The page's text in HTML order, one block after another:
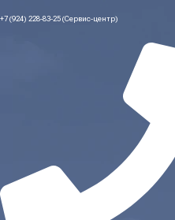
+7 (924) 228-83-25 (Сервис-центр)